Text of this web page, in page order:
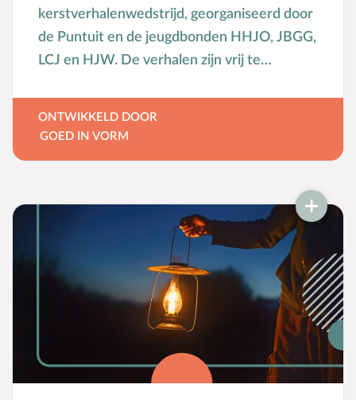
Sociaal-emotionele ontwikkeling
Sociale media
Sociale vaardigheden
Taakverdeling
Talenten
Verliefdheid
Verlies
Vriendschap
kerstverhalenwedstrijd, georganiseerd door
de Puntuit en de jeugdbonden HHJO, JBGG,
LCJ en HJW. De verhalen zijn vrij te
ONTWIKKELD DOOR
GOED IN VORM